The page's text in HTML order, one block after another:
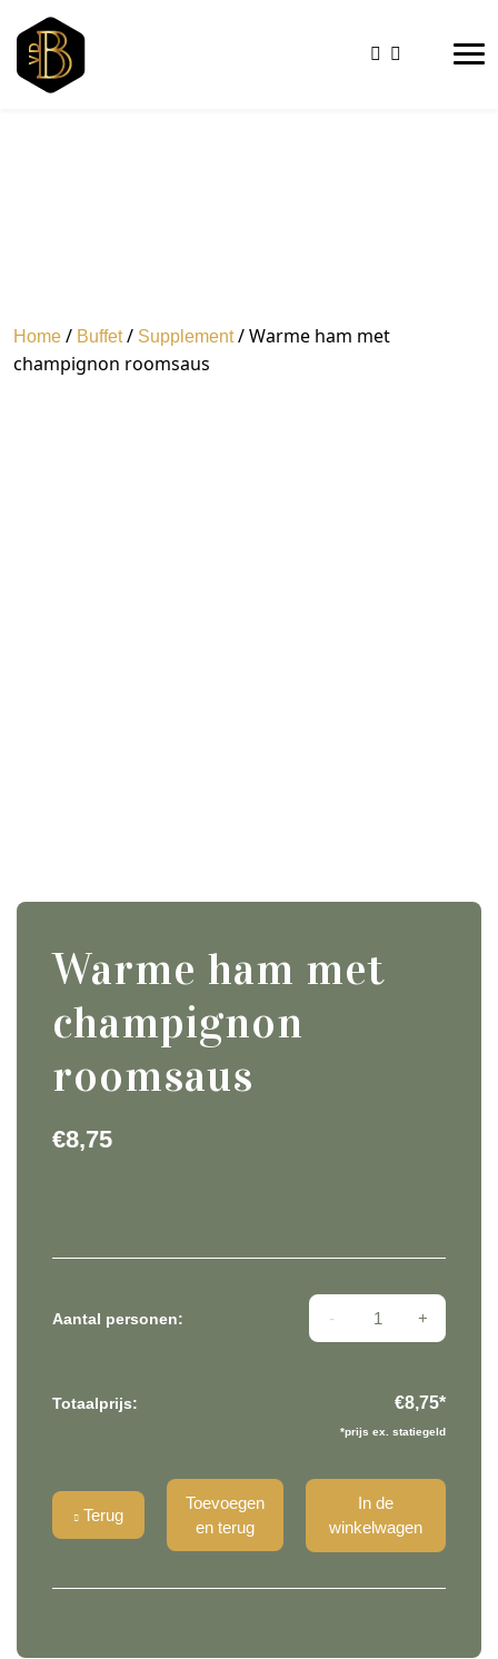
Home / Buffet/ Supplement/ Warme ham met
champignon roomsaus
Warme ham met
champignon
roomsaus
€8,75
Aantal personen:
Warme ham met
Totaalprijs: €8,75*
*prijs ex. statiegeld
Terug
In de
winkelwagen
Toevoegen
en terug